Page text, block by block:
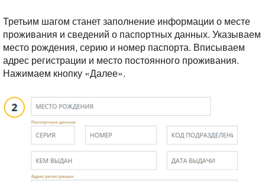
Третьим шагом станет заполнение информации о месте
проживания и сведений о паспортных данных. Указываем
место рождения, серию и номер паспорта. Вписываем
адрес регистрации и место постоянного проживания.
Нажимаем кнопку «Далее».